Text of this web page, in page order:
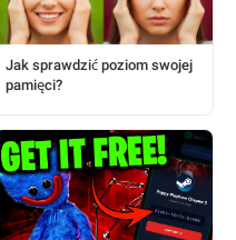
Jak sprawdzić poziom swojej
pamięci?